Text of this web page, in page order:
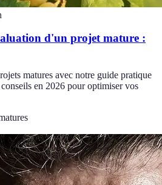
d'un projet mature :
matures avec notre guide pratique
en 2026 pour optimiser vos